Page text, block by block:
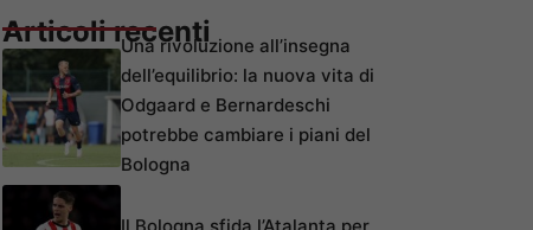
Articoli recentiUna rivoluzione all’insegna
dell’equilibrio: la nuova vita di
Odgaard e Bernardeschi
potrebbe cambiare i piani del
Bologna